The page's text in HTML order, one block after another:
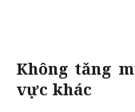
Không tăng
vực khác